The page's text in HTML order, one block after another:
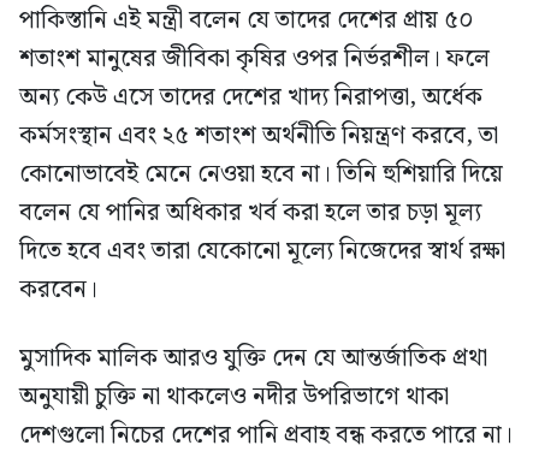
পাকিস্তানি এই মন্ত্রী বলেন যে তাদের দেশের প্রায় ৫০
শতাংশ মানুষের জীবিকা কৃষির ওপর নির্ভরশীল। ফলে
অন্য কেউ এসে তাদের দেশের খাদ্য নিরাপত্তা, অর্ধেক
কর্মসংস্থান এবং ২৫ শতাংশ অর্থনীতি নিয়ন্ত্রণ করবে, তা
কোনোভাবেই মেনে নেওয়া হবে না। তিনি হুশিয়ারি দিয়ে
বলেন যে পানির অধিকার খর্ব করা হলে তার চড়া মূল্য
দিতে হবে এবং তারা যেকোনো মূল্যে নিজেদের স্বার্থ রক্ষা
করবেন।
মুসাদিক মালিক আরও যুক্তি দেন যে আন্তর্জাতিক প্রথা
অনুযায়ী চুক্তি না থাকলেও নদীর উপরিভাগে থাকা
দেশগুলো নিচের দেশের পানি প্রবাহ বন্ধ করতে পারে না।